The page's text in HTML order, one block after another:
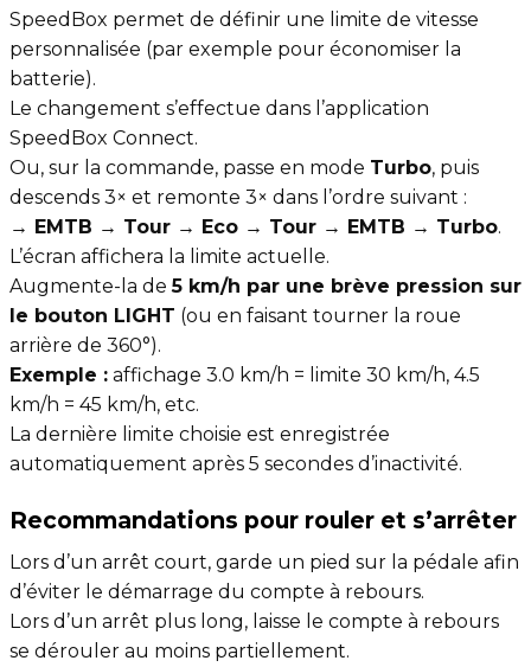
SpeedBox permet de définir une limite de vitesse
personnalisée (par exemple pour économiser la
batterie).
Le changement s’effectue dans l’application
SpeedBox Connect.
Ou, sur la commande, passe en mode Turbo, puis
descends 3× et remonte 3× dans l’ordre suivant :
→ EMTB → Tour → Eco → Tour → EMTB → Turbo.
L’écran affichera la limite actuelle.
Augmente-la de5 km/h par une brève pression sur
le bouton LIGHT (ou en faisant tourner la roue
arrière de 360°).
Exemple : affichage 3.0 km/h = limite 30 km/h, 4.5
km/h = 45 km/h, etc.
La dernière limite choisie est enregistrée
automatiquement après 5 secondes d’inactivité.
Recommandations pour rouler et s’arrêter
Lors d’un arrêt court, garde un pied sur la pédale afin
d’éviter le démarrage du compte à rebours.
Lors d’un arrêt plus long, laisse le compte à rebours
se dérouler au moins partiellement.